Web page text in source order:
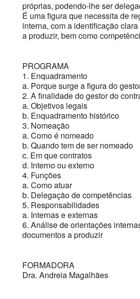
próprias, podendo-lhe ser
É uma figura que necessita de
interna, com a identificação
a produzir, bem como
PROGRAMA
1. Enquadramento
a. Porque surge a figura do
2. A finalidade do gestor do
a. Objetivos legais
b. Enquadramento histórico
3. Nomeação
a. Como é nomeado
b. Quando tem de ser nomeado
c. Em que contratos
d. Interno ou externo
4. Funções
a. Como atuar
b. Delegação de competências
5. Responsabilidades
a. Internas e externas
6. Análise de orientações
documentos a produzir
FORMADORA
Dra. Andreia Magalhães